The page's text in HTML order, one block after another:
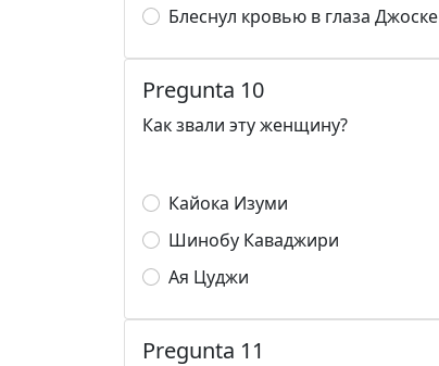
Блеснул кровью в глаза Джоске
Pregunta 10
Как звали эту женщину?
Кайока Изуми
Шинобу Каваджири
Ая Цуджи
Pregunta 11